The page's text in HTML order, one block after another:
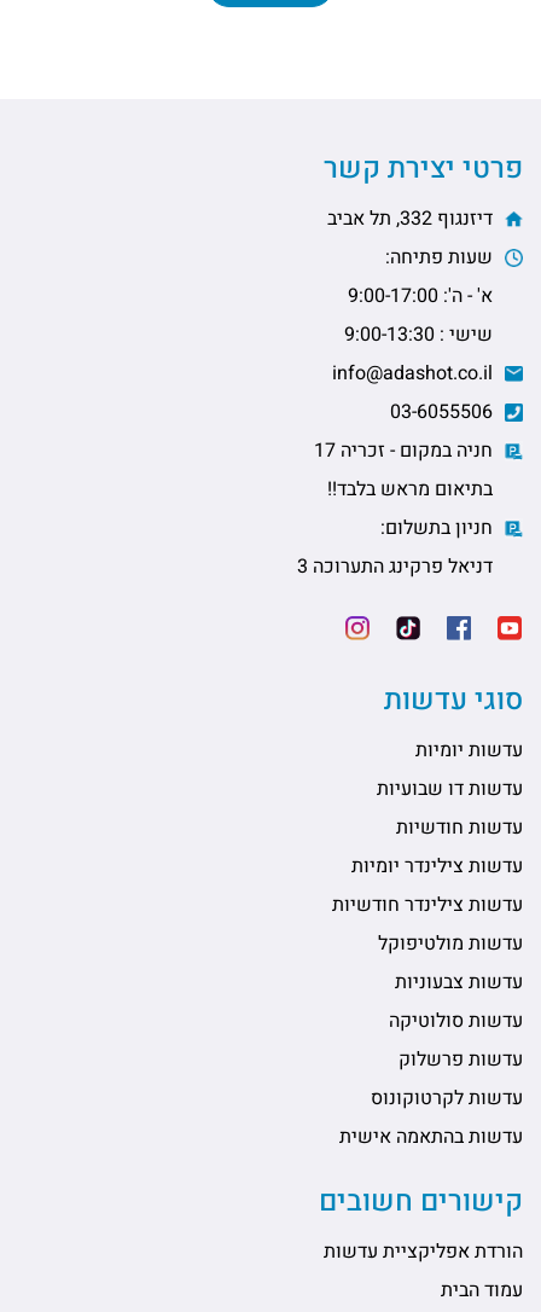
פרטי יצירת קשר
דיזנגוף 332, תל אביב
שעות פתיחה:
א' - ה': 9:00-17:00
שישי : 9:00-13:30
חניה במקום - זכריה 17
בתיאום מראש בלבד!!
חניון בתשלום:
דניאל פרקינג התערוכה 3
סוגי עדשות
עדשות יומיות
עדשות דו שבועיות
עדשות חודשיות
עדשות צילינדר יומיות
עדשות צילינדר חודשיות
עדשות מולטיפוקל
עדשות צבעוניות
עדשות סולוטיקה
עדשות פרשלוק
עדשות לקרטוקונוס
עדשות בהתאמה אישית
קישורים חשובים
הורדת אפליקציית עדשות
עמוד הבית